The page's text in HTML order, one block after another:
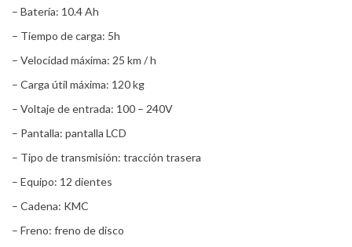
– Batería: 10.4 Ah
– Tiempo de carga: 5h
– Velocidad máxima: 25 km / h
– Carga útil máxima: 120 kg
– Voltaje de entrada: 100 – 240V
– Pantalla: pantalla LCD
– Tipo de transmisión: tracción trasera
– Equipo: 12 dientes
– Cadena: KMC
– Freno: freno de disco